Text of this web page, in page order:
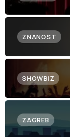
ZNANOST
SHOWBIZ
ZAGREB